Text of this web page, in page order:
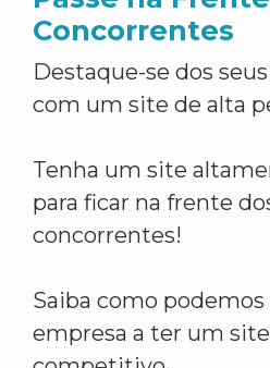
Concorrentes
Destaque-se dos
com um site de alta
Tenha um site
para ficar na frente
concorrentes!
Saiba como podemos
empresa a ter um